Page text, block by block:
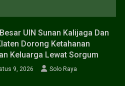
UIN Sunan Kalijaga Dan
Dorong Ketahanan
Keluarga Lewat Sorgum
9, 2026 Solo Raya